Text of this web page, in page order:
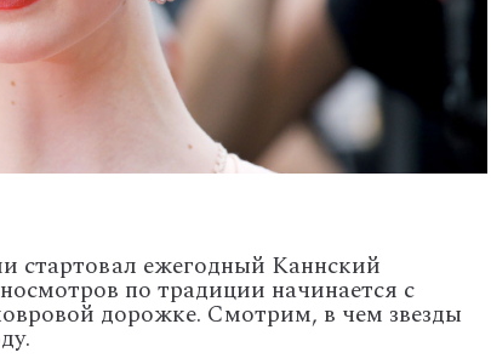
стартовал ежегодный Каннский
по традиции начинается с
дорожке. Смотрим, в чем звезды